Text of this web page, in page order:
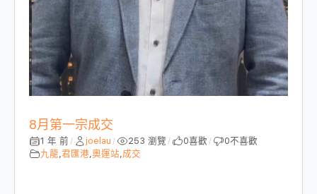
8月第一宗成交
1 年 前 / joelau / 253 瀏覽 / 0喜歡 / 0不喜歡
九龍 君匯港 奧運站 成交